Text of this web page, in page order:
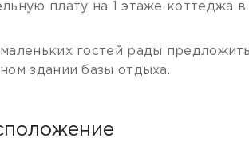
плату на 1 этаже коттеджа
гостей рады
здании базы отдыха.